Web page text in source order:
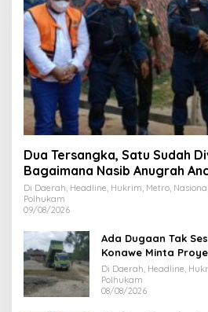
Dua Tersangka, Satu Sudah
Bagaimana Nasib Anugrah
Di Daerah, Headline, Hukrim, Metro,
Polhukam
09/08/2026
Ada Dugaan Tak
Konawe Minta
Rp1,9 Miliar
Di Daerah, Headline,
Polhukam
08/08/2026